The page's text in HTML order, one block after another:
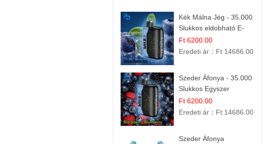
Kék Málna Jég - 35.000
Slukkos eldobható E-
cigaretta | Frissítő
Ízélmény
Ft 6200.00
Eredeti ár： Ft 14686.00
Szeder Áfonya - 35.000
Slukkos Egyszer
Használatos E-cigaretta
| Prémium Ízélmény
Ft 6200.00
Eredeti ár： Ft 14686.00
Szeder Áfonya